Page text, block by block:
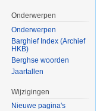
Onderwerpen
Onderwerpen
Barghief Index (Archief
HKB)
Berghse woorden
Jaartallen
Wijzigingen
Nieuwe pagina's